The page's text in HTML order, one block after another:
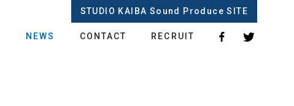
STUDIO KAIBA Sound Produce SITE
NEWS CONTACT RECRUIT